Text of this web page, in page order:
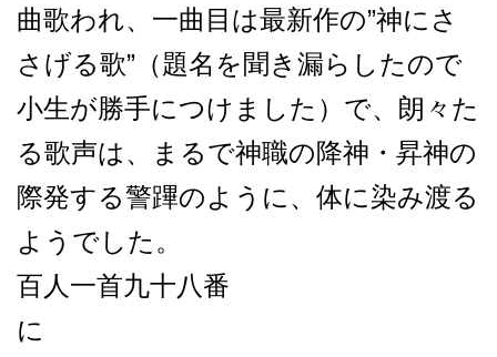
曲歌われ、一曲目は最新作の”神にさ
さげる歌”（題名を聞き漏らしたので
小生が勝手につけました）で、朗々た
る歌声は、まるで神職の降神・昇神の
際発する警蹕のように、体に染み渡る
ようでした。
百人一首九十八番
に